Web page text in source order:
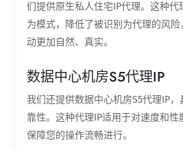
们提供原生私人住宅IP代理。这种代
为模式，降低了被识别为代理的风
动更加自然、真实。
数据中心机房S5代理IP
我们还提供数据中心机房S5代理IP
靠性。这种代理IP适用于对速度和性
保障您的操作流畅进行。